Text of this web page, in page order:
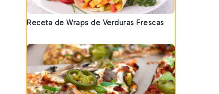
Receta de Wraps de Verduras Frescas